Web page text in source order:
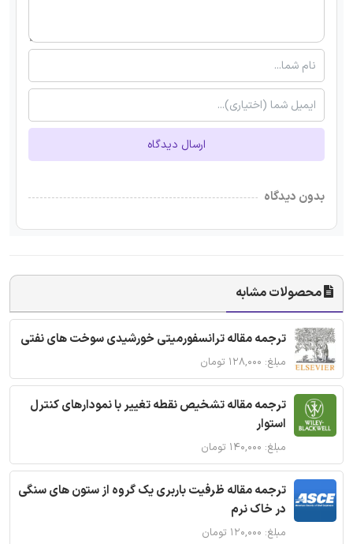
ارسال دیدگاه
بدون دیدگاه
محصولات مشابه
ترجمه مقاله ترانسفورمیتی خورشیدی سوخت های نفتی
مبلغ: ۱۲۸,۰۰۰ تومان
ترجمه مقاله تشخیص نقطه تغییر با نمودارهای کنترل
استوار
مبلغ: ۱۴۰,۰۰۰ تومان
ترجمه مقاله ظرفیت باربری یک گروه از ستون های سنگی
در خاک نرم
مبلغ: ۱۲۰,۰۰۰ تومان